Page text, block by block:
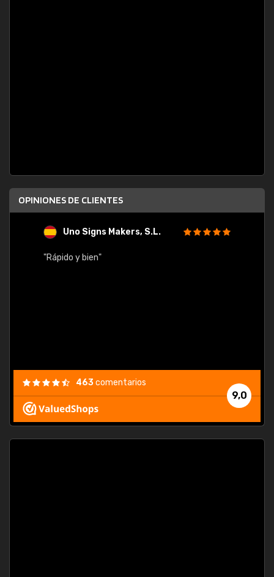
OPINIONES DE CLIENTES
Uno Signs Makers, S.L.
"Rápido y bien"
9,0
463comentarios